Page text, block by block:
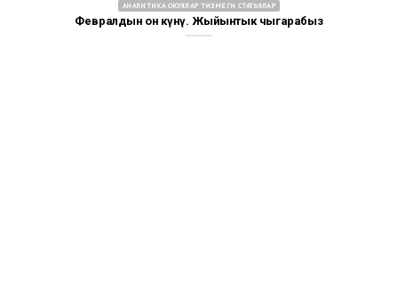
АНАЛИТИКА ОКУЯЛАР ТИЗМЕГИ СТАТЬЯЛАР
Февралдын он күнү. Жыйынтык чыгарабыз